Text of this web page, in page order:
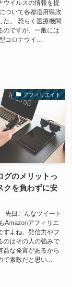
ウイルスの情報を提
ついて各都道府県政
た。 恐らく医療機関
のですが、一般には
コロナウイ...
アフィリエイト
グのメリットっ
クを負わずに安
先日こんなツイート
Amazonアフィリエ
すよね。発信力やフ
のはその人の強みで
益な発言があるから
で素敵だと思い...